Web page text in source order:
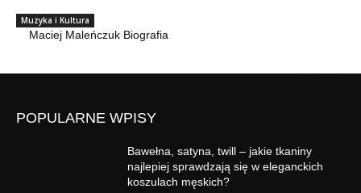
Muzyka i Kultura
Maciej Maleńczuk Biografia
POPULARNE WPISY
Bawełna, satyna, twill – jakie tkaniny
najlepiej sprawdzają się w eleganckich
koszulach męskich?